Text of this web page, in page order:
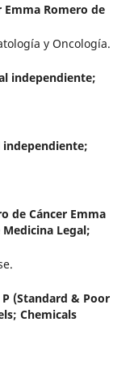
Emma Romero de
y Oncología.
independiente;
independiente;
de Cáncer Emma
Legal;
P (Standard & Poor
Chemicals